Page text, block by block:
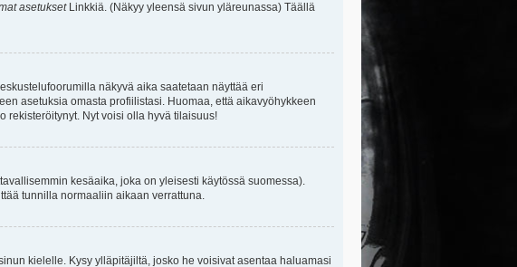
asetuksetLinkkiä. (Näkyy yleensä sivun yläreunassa) Täällä
näkyvä aika saatetaan näyttää eri
asetuksia omasta profiilistasi. Huomaa, että aikavyöhykkeen
rekisteröitynyt. Nyt voisi olla hyvä tilaisuus!
kesäaika, joka on yleisesti käytössä suomessa).
tunnilla normaaliin aikaan verrattuna.
kielelle. Kysy ylläpitäjiltä, josko he voisivat asentaa haluamasi